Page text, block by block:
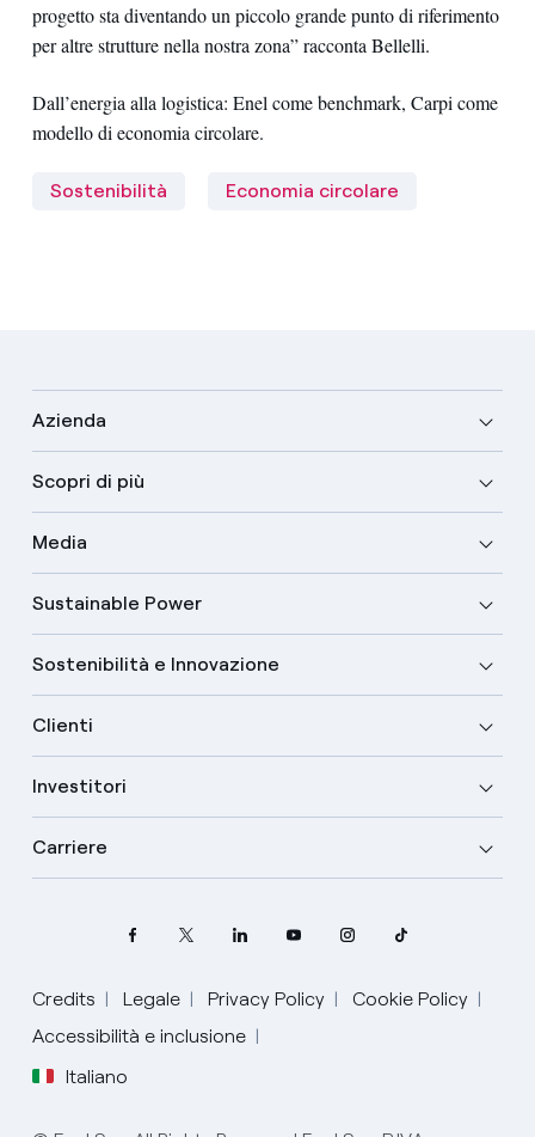
progetto sta diventando un piccolo grande punto di riferimento
per altre strutture nella nostra zona” racconta Bellelli.
Dall’energia alla logistica: Enel come benchmark, Carpi come
modello di economia circolare.
Sostenibilità Economia circolare
Azienda
Scopri di più
Media
Sustainable Power
Sostenibilità e Innovazione
Clienti
Investitori
Carriere
Credits Legale Privacy Policy
Cookie Policy
Accessibilità e inclusione
Italiano
Seleziona la tua lingua
Inglese